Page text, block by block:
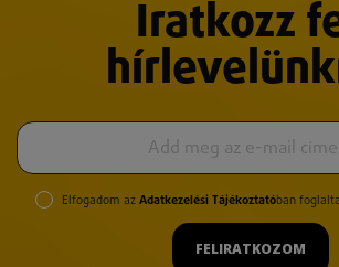
Iratkozz
Elfogadom az Adatkezelési Tájékoztatóban
FELIRATKOZOM